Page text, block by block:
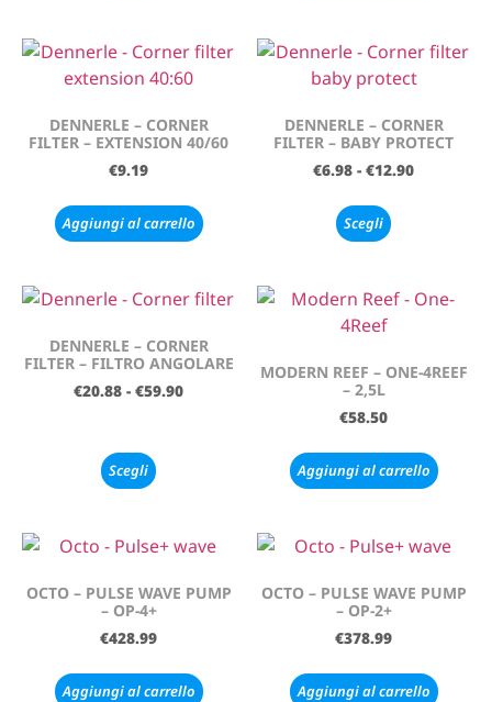
DENNERLE – CORNER
FILTER – EXTENSION 40/60
€9.19
Aggiungi al carrello
DENNERLE – CORNER
FILTER – BABY PROTECT
€6.98 - €12.90
Scegli
DENNERLE – CORNER
FILTER – FILTRO ANGOLARE
€20.88 - €59.90
Scegli
MODERN REEF – ONE-4REEF
– 2,5L
€58.50
Aggiungi al carrello
OCTO – PULSE WAVE PUMP
– OP-4+
€428.99
Aggiungi al carrello
OCTO – PULSE WAVE PUMP
– OP-2+
€378.99
Aggiungi al carrello